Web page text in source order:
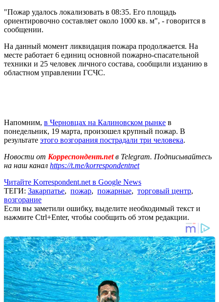
"Пожар удалось локализовать в 08:35. Его площадь
ориентировочно составляет около 1000 кв. м", - говорится в
сообщении.
На данный момент ликвидация пожара продолжается. На
месте работает 6 единиц основной пожарно-спасательной
техники и 25 человек личного состава, сообщили изданию в
областном управлении ГСЧС.
Напомним, в Черновцах на Калиновском рынке в
понедельник, 19 марта, произошел крупный пожар. В
результате этого возгорания пострадали три человека.
Новости от Корреспондент.netв Telegram. Подписывайтесь
на наш канал https://t.me/korrespondentnet
Читайте Korrespondent.net в Google News
ТЕГИ: Закарпатье, пожар, пожарные, торговый центр,
возгорание
Если вы заметили ошибку, выделите необходимый текст и
нажмите Ctrl+Enter, чтобы сообщить об этом редакции.